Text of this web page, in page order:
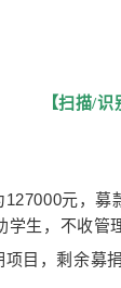
【扫描/
元，募
生，不收管
项目，剩余募